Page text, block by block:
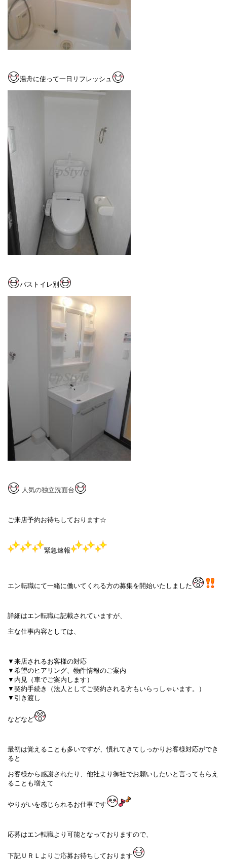
湯舟に使って一日リフレッシュ
バストイレ別
人気の独立洗面台
ご来店予約お待ちしております☆
緊急速報
エン転職にて一緒に働いてくれる方の募集を開始いたしました
詳細はエン転職に記載されていますが、
主な仕事内容としては、
▼来店されるお客様の対応
▼希望のヒアリング、物件情報のご案内
▼内見（車でご案内します）
▼契約手続き（法人としてご契約される方もいらっしゃいます。）
▼引き渡し
などなど
最初は覚えることも多いですが、慣れてきてしっかりお客様対応ができ
ると
お客様から感謝されたり、他社より御社でお願いしたいと言ってもらえ
ることも増えて
やりがいを感じられるお仕事です
応募はエン転職より可能となっておりますので、
下記ＵＲＬよりご応募お待ちしております